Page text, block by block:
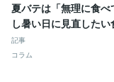
夏バテは「無理に食
し暑い日に見直した
記事
コラム